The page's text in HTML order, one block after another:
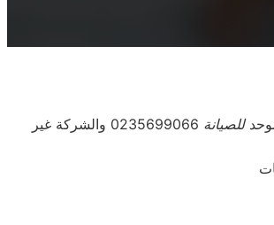
للصيانة
0235699066 والشركة غير